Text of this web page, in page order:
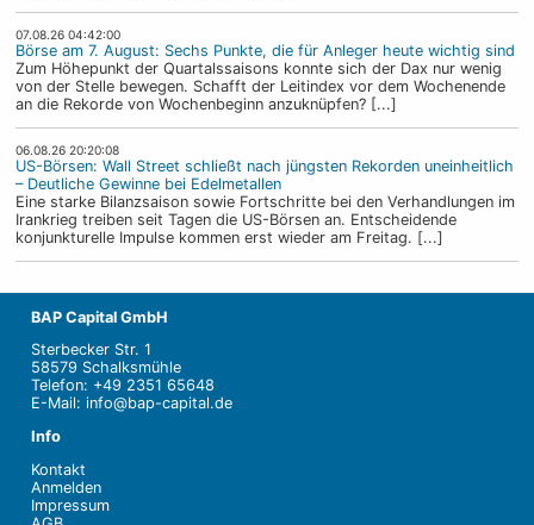
07.08.26 04:42:00
Börse am 7. August: Sechs Punkte, die für Anleger heute wichtig sind
Zum Höhepunkt der Quartalssaisons konnte sich der Dax nur wenig
von der Stelle bewegen. Schafft der Leitindex vor dem Wochenende
an die Rekorde von Wochenbeginn anzuknüpfen? [...]
06.08.26 20:20:08
US-Börsen: Wall Street schließt nach jüngsten Rekorden uneinheitlich
– Deutliche Gewinne bei Edelmetallen
Eine starke Bilanzsaison sowie Fortschritte bei den Verhandlungen im
Irankrieg treiben seit Tagen die US-Börsen an. Entscheidende
konjunkturelle Impulse kommen erst wieder am Freitag. [...]
BAP Capital GmbH
Sterbecker Str. 1
58579 Schalksmühle
Telefon: +49 2351 65648
E-Mail: info@bap-capital.de
Info
Kontakt
Anmelden
Impressum